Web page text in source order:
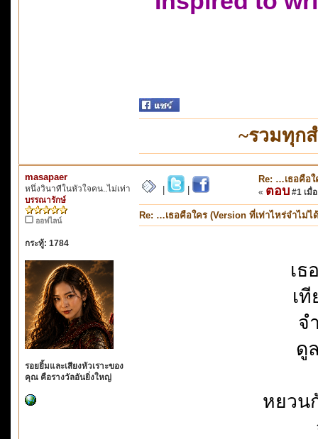
~รวมทุก
masapaer
หนึ่งวินาทีในหัวใจคน..ไม่เท่า
บรรณารักษ์
ออฟไลน์
กระทู้: 1784
รอยยิ้มและเสียงหัวเราะของ
คุณ คือรางวัลอันยิ่งใหญ่
Re: …เธอคือ
« ตอบ #1 เมื่
Re: …เธอคือใคร (Version ที่เท่าไหร่จำไม่
เธ
เ
จ
ดู
หยวน